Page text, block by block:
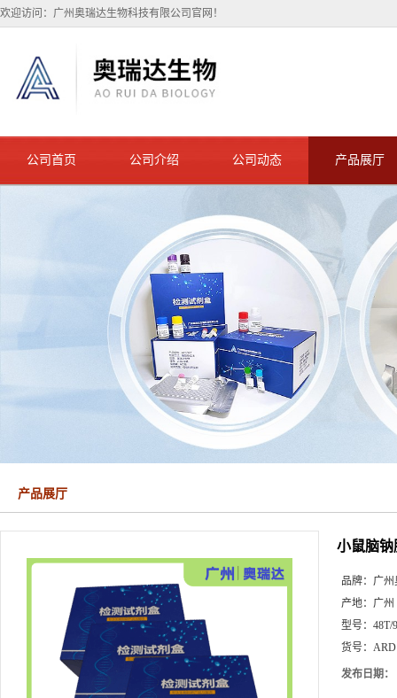
欢迎访问：广州奥瑞达生物科技有限公司官网！
公司首页 公司介绍 公司动态 产品展厅
产品展厅
小鼠脑
品牌： 广州
产地： 广州
型号： 48T/
货号：
发布日期：